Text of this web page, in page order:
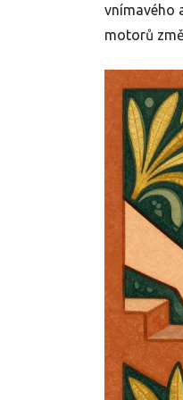
vnímavého
motorů